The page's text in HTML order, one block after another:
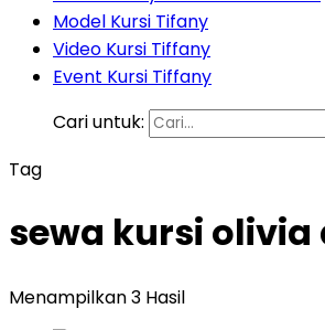
Model Kursi Tifany
Video Kursi Tiffany
Event Kursi Tiffany
Cari untuk:
Tag
sewa kursi
Menampilkan 3 Hasil